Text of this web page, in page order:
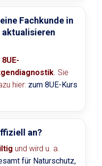
Fachkunde in
8UE-
. Sie
hier: zum 8UE-Kurs
an?
und wird u. a.
für Naturschutz,